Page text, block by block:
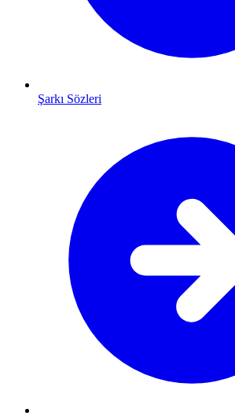
Şarkı Sözleri